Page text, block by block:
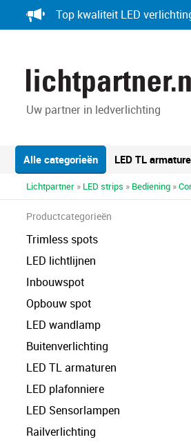
to
Top kwaliteit LED
Uw partner in ledverlichting
Alle categorieën LED TL
Lichtpartner » LED strips » Bediening »
Productcategorieën
Trimless spots
LED lichtlijnen
Inbouwspot
Opbouw spot
LED wandlamp
Buitenverlichting
LED TL armaturen
LED plafonniere
LED Sensorlampen
Railverlichting